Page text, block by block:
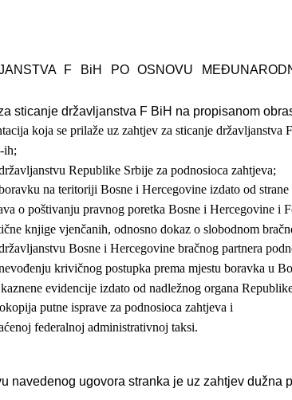
F BiH PO OSNOVU
sticanje državljanstva F BiH na propisanom
koja se prilaže uz zahtjev za sticanje državljanstva
ih;
Republike Srbije za podnosioca zahtjeva;
na teritoriji Bosne i Hercegovine izdato od
o poštivanju pravnog poretka Bosne i Hercegovine i
knjige vjenčanih, odnosno dokaz o slobodnom
Bosne i Hercegovine bračnog partnera
krivičnog postupka prema mjestu boravka u
evidencije izdato od nadležnog organa
putne isprave za podnosioca zahtjeva i
federalnoj administrativnoj taksi.
navedenog ugovora stranka je uz zahtjev dužna